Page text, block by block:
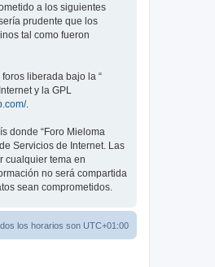
a los siguientes
prudente que los
tal como fueron
foros liberada bajo la “
y la GPL
.
donde “Foro Mieloma
Servicios de Internet. Las
cualquier tema en
no será compartida
sean comprometidos.
los horarios son UTC+01:00